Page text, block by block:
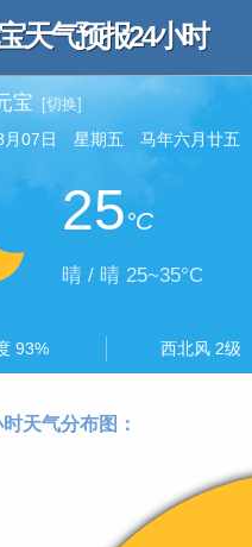
天气预报24小时
宝 [切换]
月07日 星期五 马年六月廿五
25°C
晴 / 晴 25~35°C
93% 西北风 2级